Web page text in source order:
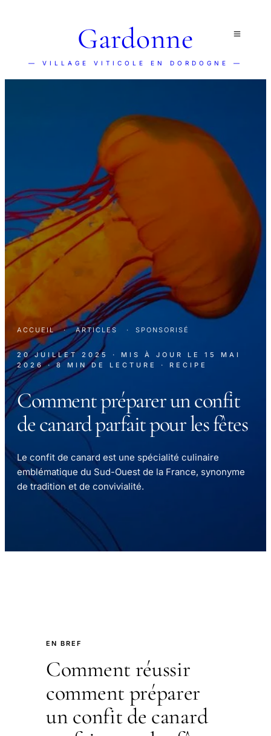
Gardonne
— VILLAGE VITICOLE EN DORDOGNE —
ACCUEIL · ARTICLES · SPONSORISÉ
20 JUILLET 2025 · MIS À JOUR LE 15 MAI
2026 · 8 MIN DE LECTURE · RECIPE
Comment préparer un confit
de canard parfait pour les fêtes
Le confit de canard est une spécialité culinaire
emblématique du Sud-Ouest de la France, synonyme
de tradition et de convivialité.
EN BREF
Comment réussir
comment préparer
un confit de canard